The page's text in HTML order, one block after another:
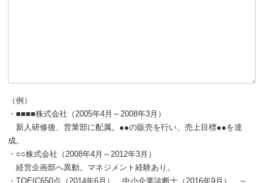
（例）
・■■■■株式会社（2005年4月～2008年3月）
新人研修後、営業部に配属。●●の販売を行い、売上目標●●を達
成。
・○○株式会社（2008年4月～2012年3月）
経営企画部へ異動。マネジメント経験あり。
・TOEIC650点（2014年6月）、中小企業診断士（2016年9月）、～